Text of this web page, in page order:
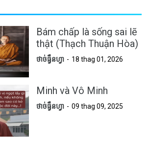
Bám chấp là sống sai lẽ
thật (Thạch Thuận Hòa)
ថាច់ធ្វឹនហ្វា 18 thag 01, 2026
Minh và Vô Minh
ថាច់ធ្វឹនហ្វា 09 thag 09, 2025